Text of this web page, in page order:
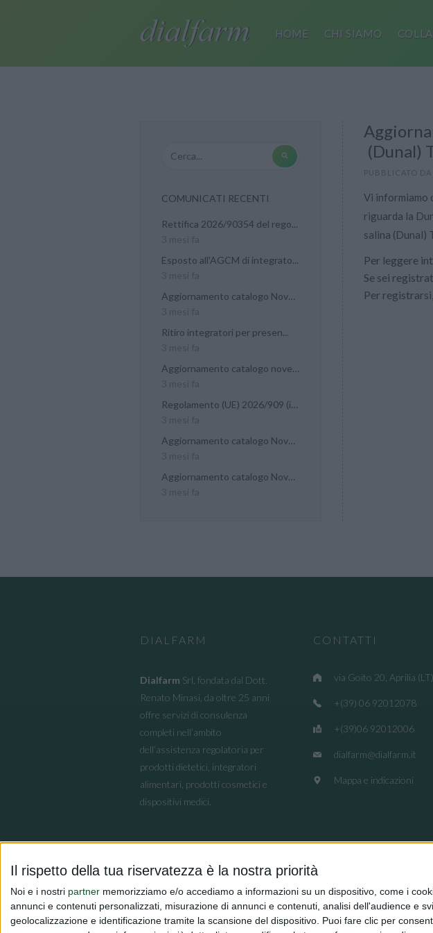
Il rispetto della tua riservatezza è la nostra priorità
Noi e i nostri partner memorizziamo e/o accediamo a informazioni su un dispositivo, come i
annunci e contenuti personalizzati, misurazione di annunci e contenuti, analisi dell'audience e
geolocalizzazione e identificazione tramite la scansione del dispositivo. Puoi fare clic per
HOME CHI SIAMO
COMUNICATI RECENTI
Rettifica 2026/90354 del rego...
Esposto all'AGCM di integrato...
Aggiornamento catalogo Novel...
Ritiro integratori per presen...
Aggiornamento catalogo novel...
Regolamento (UE) 2026/909 (im...
Aggiornamento catalogo Novel...
Aggiornamento catalogo Novel...
(Dunal)
PUBBLICATO DA
Vi informiamo
riguarda la
salina (Dunal)
Per leggere
Se sei
Per registrarsi,
DIALFARM
Dialfarm Srl, fondata dal Dott.
Renato Minasi, da oltre 25 anni
offre servizi di consulenza
completi nell’ambito
dell’assistenza regolatoria per
prodotti dietetici, integratori
alimentari, prodotti cosmetici e
dispositivi medici.
CONTATTI
via Goito 20, Aprilia (LT)
+(39) 06 92012078
+(39)06 92012006
dialfarm@dialfarm.it
Mappa e indicazioni